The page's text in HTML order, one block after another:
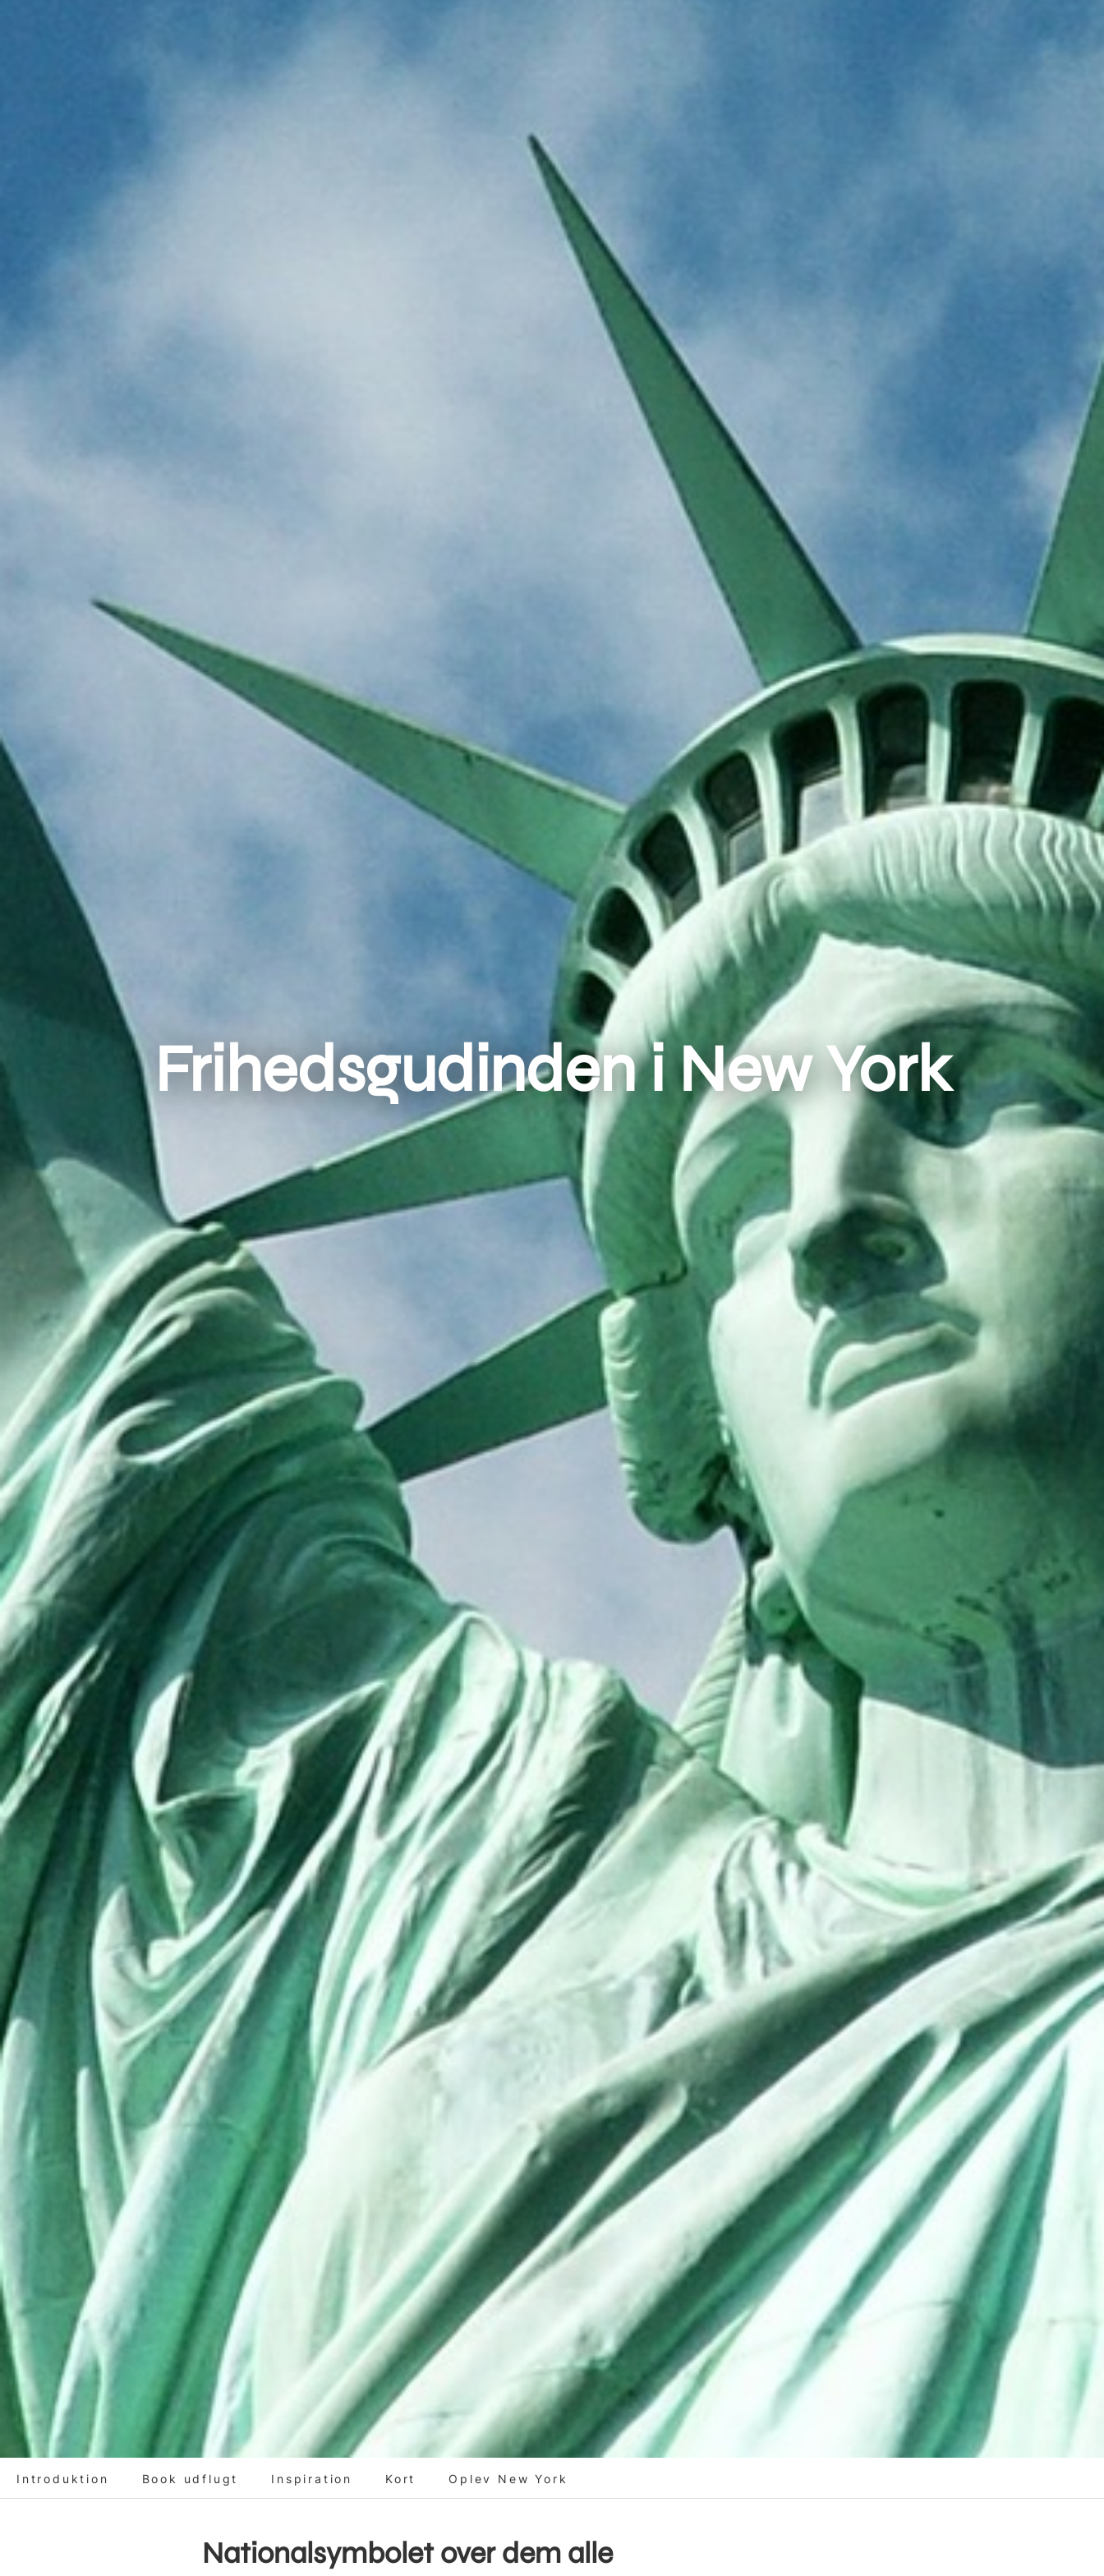
Frihedsgudinden i New York
Introduktion Book udflugt Inspiration Kort Oplev New York
Nationalsymbolet over dem alle